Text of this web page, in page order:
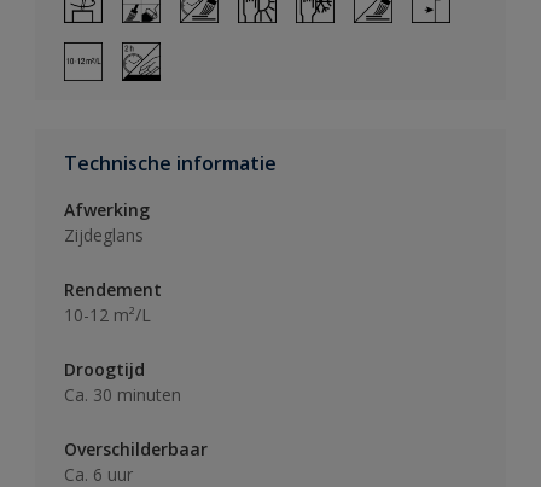
Technische informatie
Afwerking
Zijdeglans
Rendement
10-12 m²/L
Droogtijd
Ca. 30 minuten
Overschilderbaar
Ca. 6 uur